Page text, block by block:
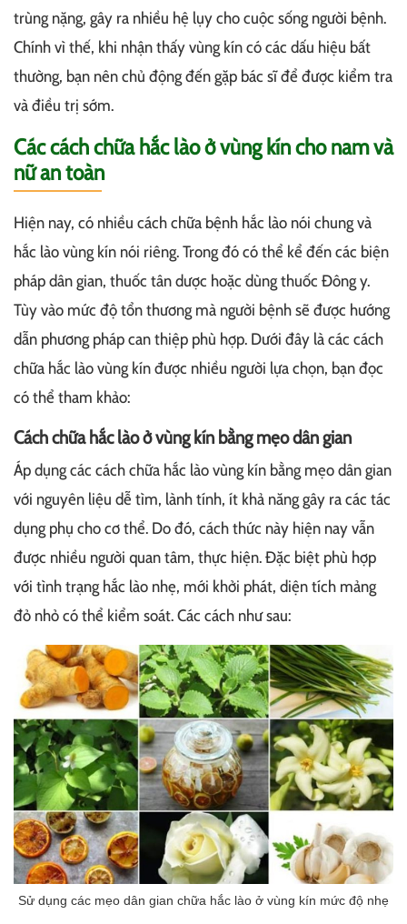
trùng nặng, gây ra nhiều hệ lụy cho cuộc sống người bệnh.
Chính vì thế, khi nhận thấy vùng kín có các dấu hiệu bất
thường, bạn nên chủ động đến gặp bác sĩ để được kiểm tra
và điều trị sớm.
Các cách chữa hắc lào ở vùng kín cho nam và
nữ an toàn
Hiện nay, có nhiều cách chữa bệnh hắc lào nói chung và
hắc lào vùng kín nói riêng. Trong đó có thể kể đến các biện
pháp dân gian, thuốc tân dược hoặc dùng thuốc Đông y.
Tùy vào mức độ tổn thương mà người bệnh sẽ được hướng
dẫn phương pháp can thiệp phù hợp. Dưới đây là các cách
chữa hắc lào vùng kín được nhiều người lựa chọn, bạn đọc
có thể tham khảo:
Cách chữa hắc lào ở vùng kín bằng mẹo dân gian
Áp dụng các cách chữa hắc lào vùng kín bằng mẹo dân gian
với nguyên liệu dễ tìm, lành tính, ít khả năng gây ra các tác
dụng phụ cho cơ thể. Do đó, cách thức này hiện nay vẫn
được nhiều người quan tâm, thực hiện. Đặc biệt phù hợp
với tình trạng hắc lào nhẹ, mới khởi phát, diện tích mảng
đỏ nhỏ có thể kiểm soát. Các cách như sau:
Sử dụng các mẹo dân gian chữa hắc lào ở vùng kín mức độ nhẹ